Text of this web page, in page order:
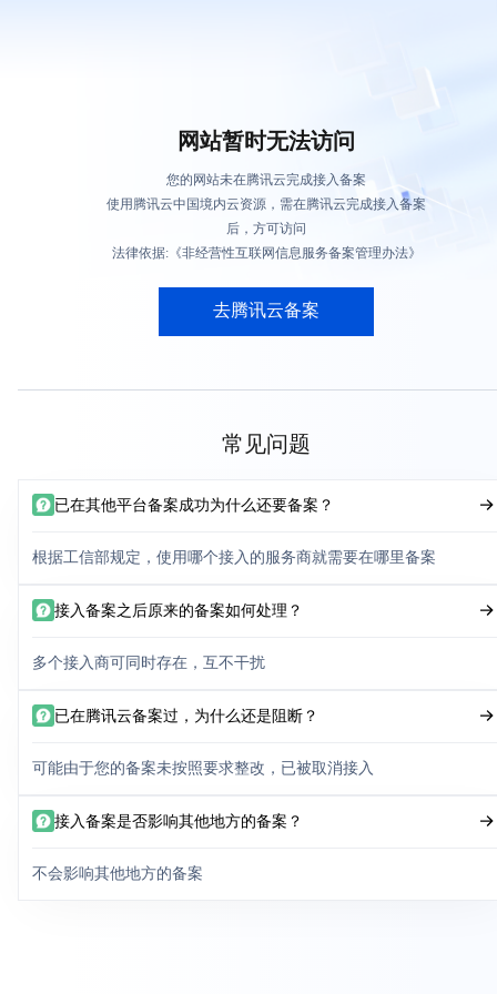
网站暂时无法访问
您的网站未在腾讯云完成接入备案
使用腾讯云中国境内云资源，需在腾讯云完成接入备案
后，方可访问
法律依据:《非经营性互联网信息服务备案管理办法》
去腾讯云备案
常见问题
已在其他平台备案成功为什么还要备案？
根据工信部规定，使用哪个接入的服务商就需要在哪里备案
接入备案之后原来的备案如何处理？
多个接入商可同时存在，互不干扰
已在腾讯云备案过，为什么还是阻断？
可能由于您的备案未按照要求整改，已被取消接入
接入备案是否影响其他地方的备案？
不会影响其他地方的备案